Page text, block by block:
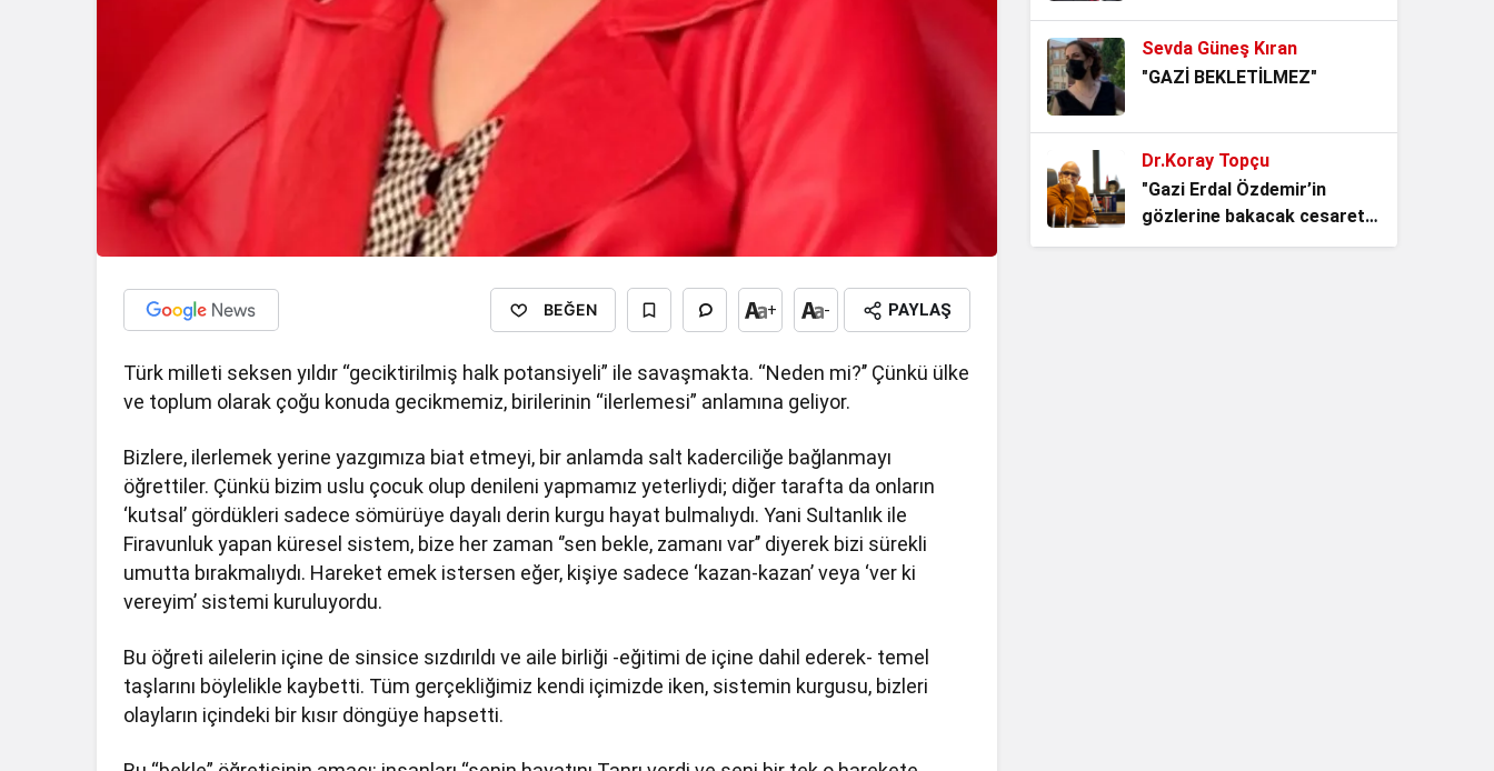
BEĞEN + - PAYLAŞ
Türk milleti seksen yıldır “geciktirilmiş halk potansiyeli” ile savaşmakta. ‘‘Neden mi?’’ Çünkü ülke
ve toplum olarak çoğu konuda gecikmemiz, birilerinin “ilerlemesi” anlamına geliyor.
Bizlere, ilerlemek yerine yazgımıza biat etmeyi, bir anlamda salt kaderciliğe bağlanmayı
öğrettiler. Çünkü bizim uslu çocuk olup denileni yapmamız yeterliydi; diğer tarafta da onların
‘kutsal’ gördükleri sadece sömürüye dayalı derin kurgu hayat bulmalıydı. Yani Sultanlık ile
Firavunluk yapan küresel sistem, bize her zaman ‘’sen bekle, zamanı var’’ diyerek bizi sürekli
umutta bırakmalıydı. Hareket emek istersen eğer, kişiye sadece ‘kazan-kazan’ veya ‘ver ki
vereyim’ sistemi kuruluyordu.
Bu öğreti ailelerin içine de sinsice sızdırıldı ve aile birliği -eğitimi de içine dahil ederek- temel
taşlarını böylelikle kaybetti. Tüm gerçekliğimiz kendi içimizde iken, sistemin kurgusu, bizleri
olayların içindeki bir kısır döngüye hapsetti.
Bu, Düzen ile Düzülenin
ALMAN VAKIFLARI VE GİZLİ
AJANDALARI
Sevda Güneş Kıran
"GAZİ BEKLETİLMEZ"
Dr.Koray Topçu
"Gazi Erdal Özdemir’in
gözlerine bakacak cesaret
lazım"